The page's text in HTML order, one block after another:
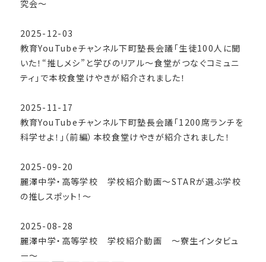
究会～
2025-12-03
教育YouTubeチャンネル下町塾長会議「生徒100人に聞
いた！“推しメシ”と学びのリアル〜食堂がつなぐコミュニ
ティ」で本校食堂けやきが紹介されました！
2025-11-17
教育YouTubeチャンネル下町塾長会議「1200席ランチを
科学せよ！」（前編）本校食堂けやきが紹介されました！
2025-09-20
麗澤中学・高等学校 学校紹介動画～STARが選ぶ学校
の推しスポット！～
2025-08-28
麗澤中学・高等学校 学校紹介動画 ～寮生インタビュ
ー～